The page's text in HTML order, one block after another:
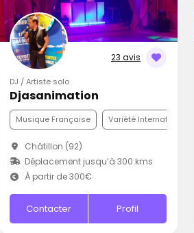
23 avis
DJ / Artiste solo
Djasanimation
Musique Française Variété Internationale
Châtillon (92)
Déplacement jusqu’à 300 kms
À partir de 300€
Contacter Profil